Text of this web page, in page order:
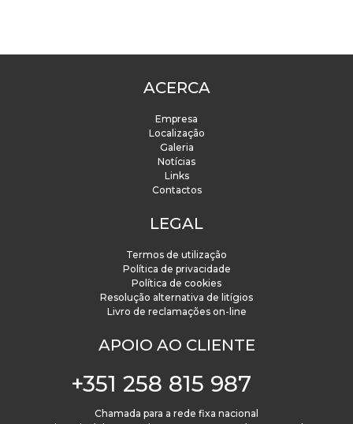
ACERCA
Empresa
Localização
Galeria
Notícias
Links
Contactos
LEGAL
Termos de utilização
Política de privacidade
Política de cookies
Resolução alternativa de litígios
Livro de reclamações on-line
APOIO AO CLIENTE
+351 258 815 987
Chamada para a rede fixa nacional